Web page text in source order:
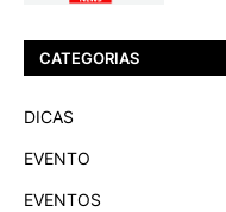
CATEGORIAS
DICAS
EVENTO
EVENTOS